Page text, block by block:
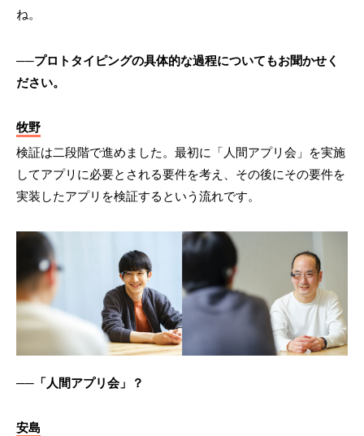
ね。
──プロトタイピングの具体的な過程についてもお聞かせく
ださい。
牧野
検証は二段階で進めました。最初に「人間アプリ会」を実施
してアプリに必要とされる要件を考え、その後にその要件を
実装したアプリを検証するという流れです。
──「人間アプリ会」？
安島